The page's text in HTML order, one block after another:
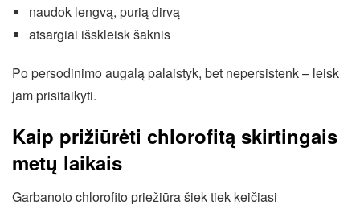
naudok lengvą, purią dirvą
atsargiai išskleisk šaknis
Po persodinimo augalą palaistyk, bet nepersistenk – leisk
jam prisitaikyti.
Kaip prižiūrėti chlorofitą skirtingais
metų laikais
Garbanoto chlorofito priežiūra šiek tiek keičiasi